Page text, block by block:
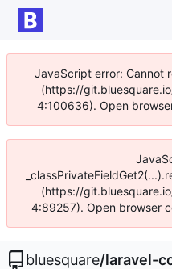
JavaScript error: Cannot
(https://
4:100636). Open
(https://
4:89257). Open browser
bluesquare/laravel-